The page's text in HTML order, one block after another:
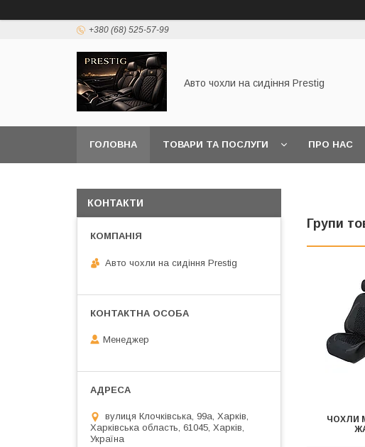
+380 (68) 525-57-99
Авто чохли на сидіння Prestig
ГОЛОВНА ТОВАРИ ТА ПОСЛУГИ ПРО НАС
Групи
ЧОХЛИ
КОНТАКТИ
Авто чохли на сидіння Prestig
Менеджер
вулиця Клочківська, 99а, Харків,
Харківська область, 61045, Харків,
Україна